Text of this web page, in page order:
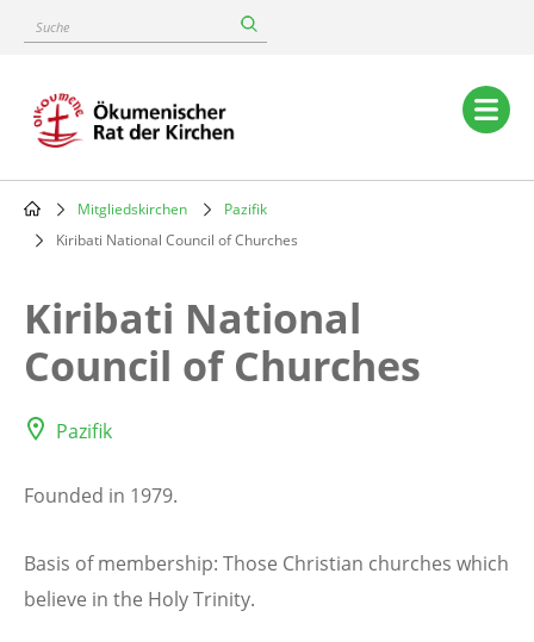
content
Suche
Main
navigation
Breadcrumb
Mitgliedskirchen
Pazifik
Kiribati National Council of Churches
Kiribati National
Council of Churches
Pazifik
Founded in 1979.
Basis of membership: Those Christian churches which
believe in the Holy Trinity.